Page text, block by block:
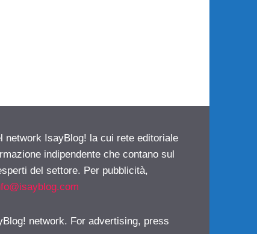
network IsayBlog! la cui rete editoriale
indipendente che contano sul
del settore. Per pubblicità,
network. For advertising, press